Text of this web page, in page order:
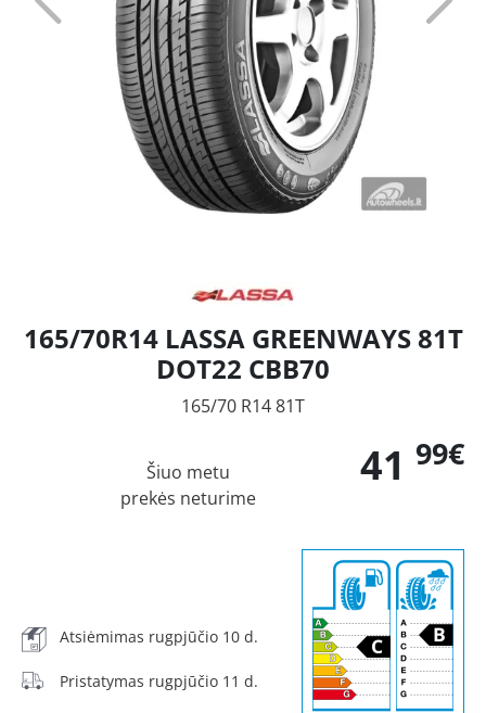
165/70R14 LASSA GREENWAYS 81T
DOT22 CBB70
165/70 R14 81T
41 99€
Šiuo metu
prekės neturime
Atsiėmimas rugpjūčio 10 d.
Pristatymas rugpjūčio 11 d.